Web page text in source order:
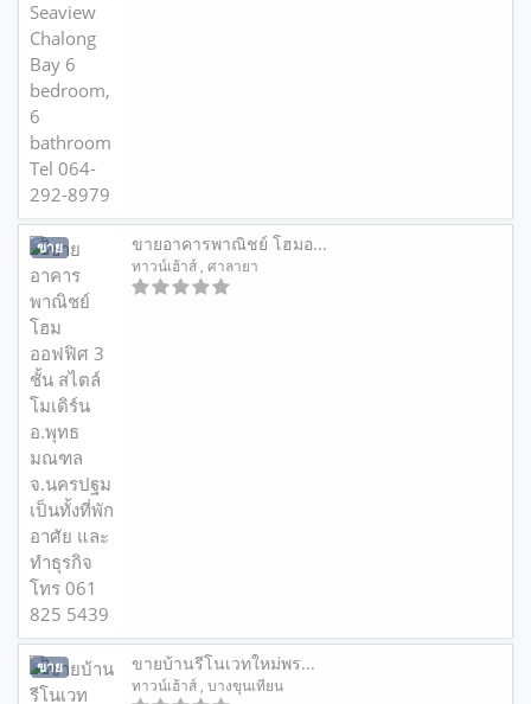
ขาย ขายอาคารพาณิชย์ โฮมอ...
ทาวน์เฮ้าส์ , ศาลายา
ขาย ขายบ้านรีโนเวทใหม่พร...
ทาวน์เฮ้าส์ , บางขุนเทียน